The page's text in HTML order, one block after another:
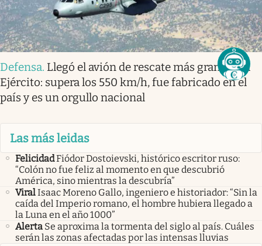
Defensa. Llegó el avión de rescate más grande del
Ejército: supera los 550 km/h, fue fabricado en el
país y es un orgullo nacional
Las más leidas
FelicidadFiódor Dostoievski, histórico escritor ruso:
“Colón no fue feliz al momento en que descubrió
América, sino mientras la descubría”
ViralIsaac Moreno Gallo, ingeniero e historiador: “Sin la
caída del Imperio romano, el hombre hubiera llegado a
la Luna en el año 1000”
Alerta Se aproxima la tormenta del siglo al país. Cuáles
serán las zonas afectadas por las intensas lluvias